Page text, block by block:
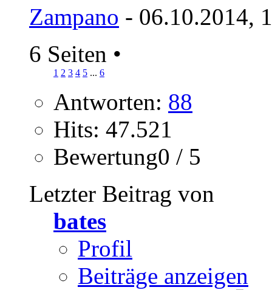
Zampano - 06.10.2014,
6 Seiten •
1 2 3 4 5 ... 6
Antworten: 88
Hits: 47.521
Bewertung0 / 5
Letzter Beitrag von
bates
Profil
Beiträge anzeigen